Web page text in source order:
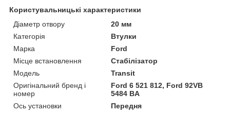
Користувальницькі характеристики
Діаметр отвору
20 мм
Категорія
Втулки
Марка
Ford
Місце встановлення
Стабілізатор
Мoдель
Transit
Оригінальний бренд і
номер
Ford 6 521 812, Ford 92VB
5484 BA
Ось установки
Передня